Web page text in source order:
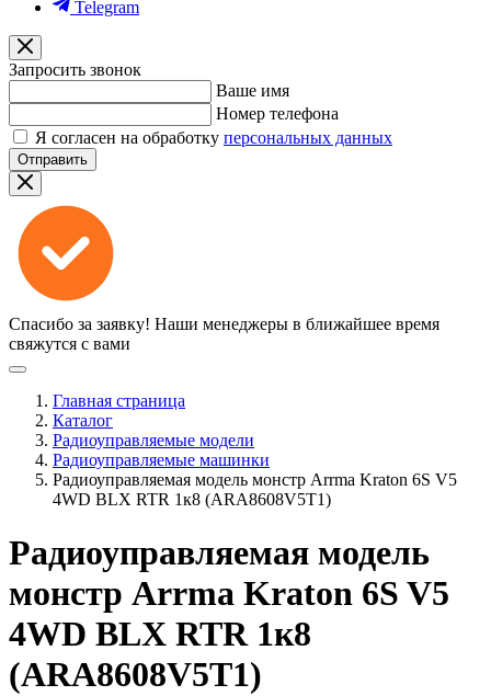
Telegram
Запросить звонок
Ваше имя
Номер телефона
Я согласен на обработку персональных данных
Отправить
Спасибо за заявку! Наши менеджеры в ближайшее время
свяжутся с вами
Главная страница
Каталог
Радиоуправляемые модели
Радиоуправляемые машинки
Радиоуправляемая модель монстр Arrma Kraton 6S V5
4WD BLX RTR 1к8 (ARA8608V5T1)
Радиоуправляемая модель
монстр Arrma Kraton 6S V5
4WD BLX RTR 1к8
(ARA8608V5T1)